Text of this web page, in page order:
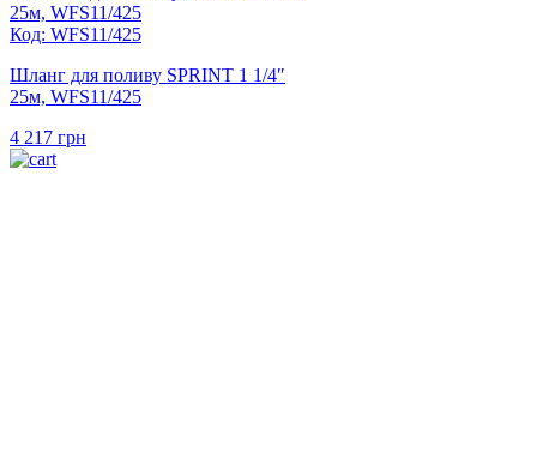
Код: WFS11/425
Шланг для поливу SPRINT 1 1/4″
25м, WFS11/425
4 217 грн